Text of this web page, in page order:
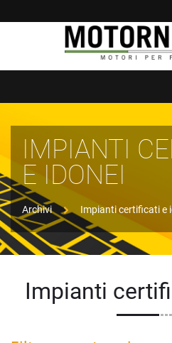
IMPIANTI
E IDONEI
Archivi Impianti certificati e
Impianti